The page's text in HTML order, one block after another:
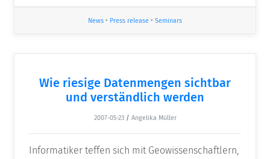
News • Press release • Seminars
Wie riesige Datenmengen sichtbar
und verständlich werden
2007-05-23 / Angelika Müller
Informatiker teffen sich mit Geowissenschaftlern,